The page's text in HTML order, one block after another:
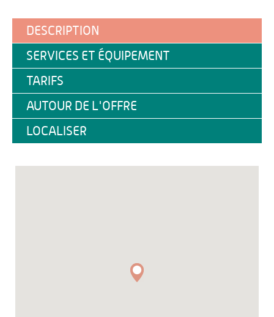
DESCRIPTION
SERVICES ET ÉQUIPEMENT
TARIFS
AUTOUR DE L'OFFRE
LOCALISER